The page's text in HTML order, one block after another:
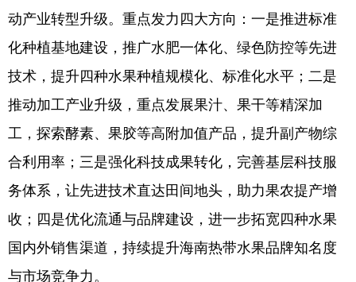
动产业转型升级。重点发力四大方向：一是推进标准
化种植基地建设，推广水肥一体化、绿色防控等先进
技术，提升四种水果种植规模化、标准化水平；二是
推动加工产业升级，重点发展果汁、果干等精深加
工，探索酵素、果胶等高附加值产品，提升副产物综
合利用率；三是强化科技成果转化，完善基层科技服
务体系，让先进技术直达田间地头，助力果农提产增
收；四是优化流通与品牌建设，进一步拓宽四种水果
国内外销售渠道，持续提升海南热带水果品牌知名度
与市场竞争力。